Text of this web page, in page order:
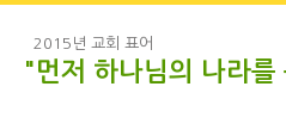
2015년 교회 표어
"먼저 하나님의 나라를